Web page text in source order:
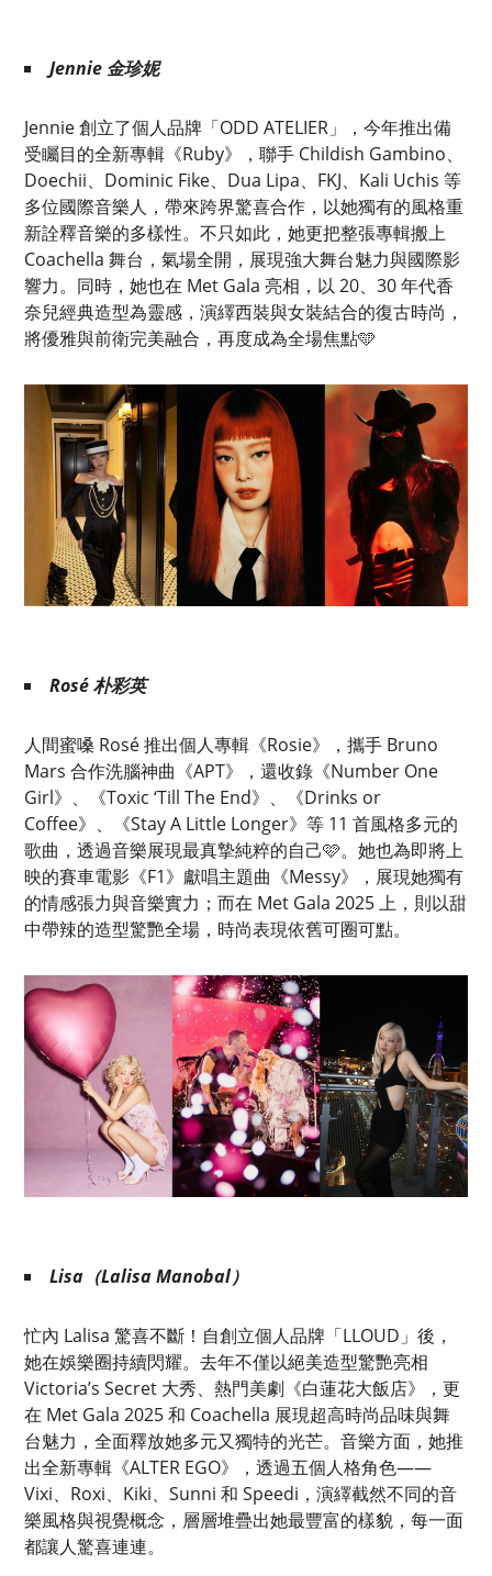
Jennie 金珍妮
Jennie 創立了個人品牌「ODD ATELIER」，今年推出備
受矚目的全新專輯《Ruby》，聯手 Childish Gambino、
Doechii、Dominic Fike、Dua Lipa、FKJ、Kali Uchis 等
多位國際音樂人，帶來跨界驚喜合作，以她獨有的風格重
新詮釋音樂的多樣性。不只如此，她更把整張專輯搬上
Coachella 舞台，氣場全開，展現強大舞台魅力與國際影
響力。同時，她也在 Met Gala 亮相，以 20、30 年代香
奈兒經典造型為靈感，演繹西裝與女裝結合的復古時尚，
將優雅與前衛完美融合，再度成為全場焦點🩵
Rosé 朴彩英
人間蜜嗓 Rosé 推出個人專輯《Rosie》，攜手 Bruno
Mars 合作洗腦神曲《APT》，還收錄《Number One
Girl》、《Toxic ‘Till The End》、《Drinks or
Coffee》、《Stay A Little Longer》等 11 首風格多元的
歌曲，透過音樂展現最真摯純粹的自己🩷。她也為即將上
映的賽車電影《F1》獻唱主題曲《Messy》，展現她獨有
的情感張力與音樂實力；而在 Met Gala 2025 上，則以甜
中帶辣的造型驚艷全場，時尚表現依舊可圈可點。
Lisa（Lalisa Manobal）
忙內 Lalisa 驚喜不斷！自創立個人品牌「LLOUD」後，
她在娛樂圈持續閃耀。去年不僅以絕美造型驚艷亮相
Victoria’s Secret 大秀、熱門美劇《白蓮花大飯店》，更
在 Met Gala 2025 和 Coachella 展現超高時尚品味與舞
台魅力，全面釋放她多元又獨特的光芒。音樂方面，她推
出全新專輯《ALTER EGO》，透過五個人格角色——
Vixi、Roxi、Kiki、Sunni 和 Speedi，演繹截然不同的音
樂風格與視覺概念，層層堆疊出她最豐富的樣貌，每一面
都讓人驚喜連連。